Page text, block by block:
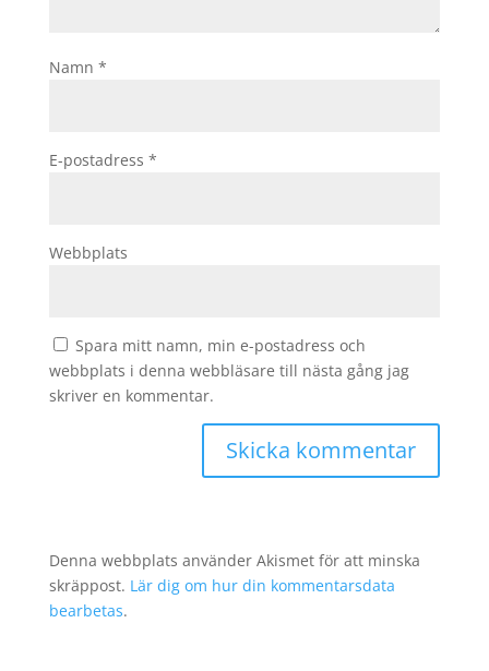
Namn *
E-postadress *
Webbplats
Spara mitt namn, min e-postadress och
webbplats i denna webbläsare till nästa gång jag
skriver en kommentar.
Denna webbplats använder Akismet för att minska
skräppost. Lär dig om hur din kommentarsdata
bearbetas.